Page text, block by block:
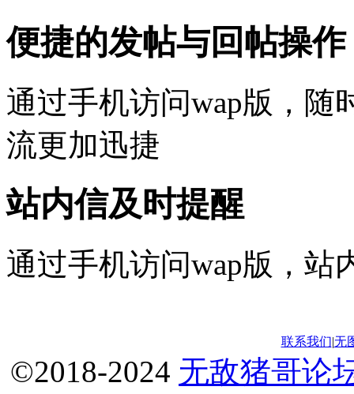
便捷的发帖与回帖操作
通过手机访问wap版，随
流更加迅捷
站内信及时提醒
通过手机访问wap版，站
联系我们|无
©2018-2024 无敌猪哥论